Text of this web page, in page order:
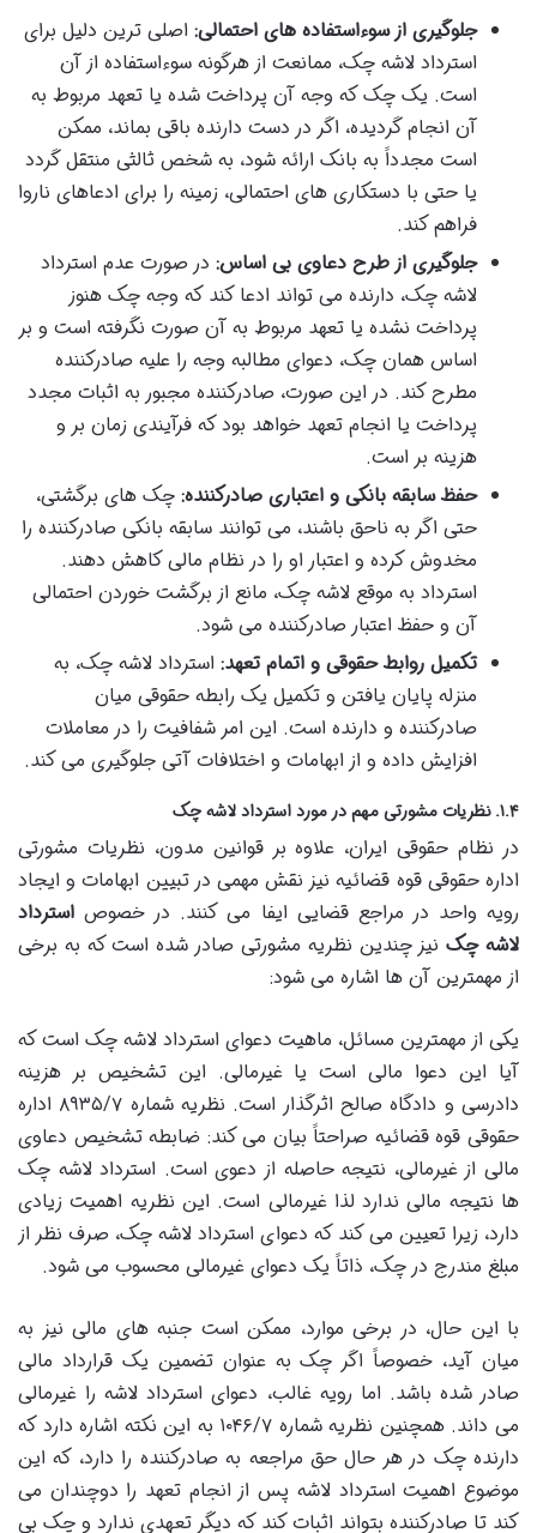
جلوگیری از سوءاستفاده های احتمالی: اصلی ترین دلیل برای
استرداد لاشه چک، ممانعت از هرگونه سوءاستفاده از آن
است. یک چک که وجه آن پرداخت شده یا تعهد مربوط به
آن انجام گردیده، اگر در دست دارنده باقی بماند، ممکن
است مجدداً به بانک ارائه شود، به شخص ثالثی منتقل گردد
یا حتی با دستکاری های احتمالی، زمینه را برای ادعاهای ناروا
فراهم کند.
جلوگیری از طرح دعاوی بی اساس: در صورت عدم استرداد
لاشه چک، دارنده می تواند ادعا کند که وجه چک هنوز
پرداخت نشده یا تعهد مربوط به آن صورت نگرفته است و بر
اساس همان چک، دعوای مطالبه وجه را علیه صادرکننده
مطرح کند. در این صورت، صادرکننده مجبور به اثبات مجدد
پرداخت یا انجام تعهد خواهد بود که فرآیندی زمان بر و
هزینه بر است.
حفظ سابقه بانکی و اعتباری صادرکننده: چک های برگشتی،
حتی اگر به ناحق باشند، می توانند سابقه بانکی صادرکننده را
مخدوش کرده و اعتبار او را در نظام مالی کاهش دهند.
استرداد به موقع لاشه چک، مانع از برگشت خوردن احتمالی
آن و حفظ اعتبار صادرکننده می شود.
تکمیل روابط حقوقی و اتمام تعهد: استرداد لاشه چک، به
منزله پایان یافتن و تکمیل یک رابطه حقوقی میان
صادرکننده و دارنده است. این امر شفافیت را در معاملات
افزایش داده و از ابهامات و اختلافات آتی جلوگیری می کند.
۱.۴. نظریات مشورتی مهم در مورد استرداد لاشه چک
در نظام حقوقی ایران، علاوه بر قوانین مدون، نظریات مشورتی
اداره حقوقی قوه قضائیه نیز نقش مهمی در تبیین ابهامات و ایجاد
رویه واحد در مراجع قضایی ایفا می کنند. در خصوص استرداد
لاشه چکنیز چندین نظریه مشورتی صادر شده است که به برخی
از مهمترین آن ها اشاره می شود:
یکی از مهمترین مسائل، ماهیت دعوای استرداد لاشه چک است که
آیا این دعوا مالی است یا غیرمالی. این تشخیص بر هزینه
دادرسی و دادگاه صالح اثرگذار است. نظریه شماره ۸۹۳۵/۷ اداره
حقوقی قوه قضائیه صراحتاً بیان می کند: ضابطه تشخیص دعاوی
مالی از غیرمالی، نتیجه حاصله از دعوی است. استرداد لاشه چک
ها نتیجه مالی ندارد لذا غیرمالی است. این نظریه اهمیت زیادی
دارد، زیرا تعیین می کند که دعوای استرداد لاشه چک، صرف نظر از
مبلغ مندرج در چک، ذاتاً یک دعوای غیرمالی محسوب می شود.
با این حال، در برخی موارد، ممکن است جنبه های مالی نیز به
میان آید، خصوصاً اگر چک به عنوان تضمین یک قرارداد مالی
صادر شده باشد. اما رویه غالب، دعوای استرداد لاشه را غیرمالی
می داند. همچنین نظریه شماره ۱۰۴۶/۷ به این نکته اشاره دارد که
دارنده چک در هر حال حق مراجعه به صادرکننده را دارد، که این
موضوع اهمیت استرداد لاشه پس از انجام تعهد را دوچندان می
کند تا صادرکننده بتواند اثبات کند که دیگر تعهدی ندارد و چک بی